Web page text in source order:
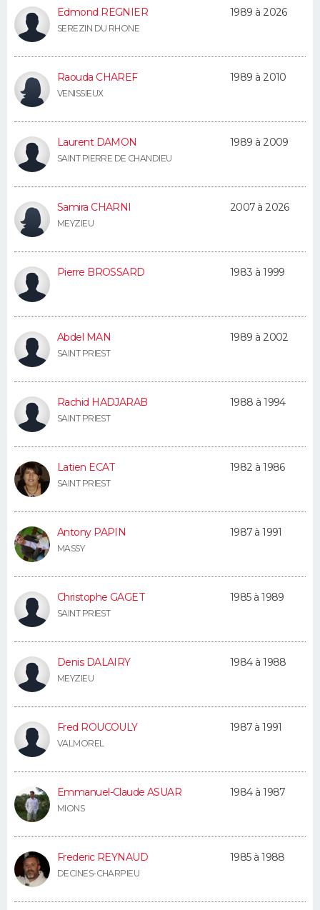
Alimentation
Guide de la santé
Maladies
Médicaments
Sommeil
VOYAGE
GUIDES D'ACHAT
CARTE DE VOEUX
DICTIONNAIRE
Dictionnaire
Biographies
Citations
Expressions
Proverbes
PROGRAMME TV
COPAINS D'AVANT
S'inscrire
Se connecter
Lycées
Collèges
Primaires
Universités
Entreprises
Service militaire
Avis de recherche
AVIS DE DÉCÈS
FORUM
Bricolage
Lifestyle
Culture
Sport
Auto
Television
Voyage
Cinema
Edmond REGNIER
SEREZIN DU RHONE
1989 à 2026
Raouda CHAREF
VENISSIEUX
1989 à 2010
Laurent DAMON
SAINT PIERRE DE CHANDIEU
1989 à 2009
Samira CHARNI
MEYZIEU
2007 à 2026
Pierre BROSSARD 1983 à 1999
Abdel MAN
SAINT PRIEST
1989 à 2002
Rachid HADJARAB
SAINT PRIEST
1988 à 1994
Latien ECAT
SAINT PRIEST
1982 à 1986
Antony PAPIN
MASSY
1987 à 1991
Christophe GAGET
SAINT PRIEST
1985 à 1989
Denis DALAIRY
MEYZIEU
1984 à 1988
Fred ROUCOULY
VALMOREL
1987 à 1991
Emmanuel-Claude ASUAR
MIONS
1984 à 1987
Frederic REYNAUD
DECINES-CHARPIEU
1985 à 1988